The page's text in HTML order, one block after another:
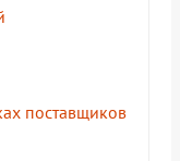
поставщиков